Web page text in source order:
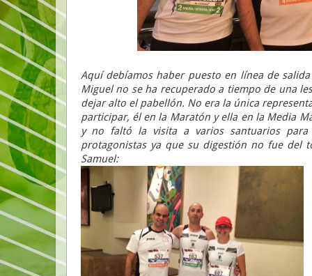
Aquí debíamos haber puesto en línea de
Miguel no se ha recuperado a tiempo de una
dejar alto el pabellón. No era la única
participar, él en la Maratón y ella en la Media
y no faltó la visita a varios santuarios
protagonistas ya que su digestión no fue del
Samuel: